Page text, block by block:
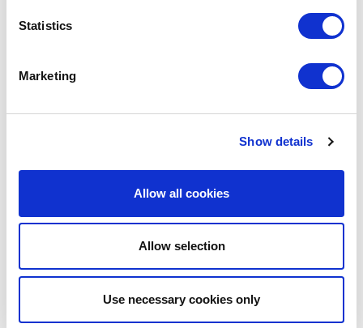
Statistics
Marketing
Show details
Allow all cookies
Allow selection
Use necessary cookies only
RAY-2030-309
RAY-2030-310
pour chiens beige Ø21cm
33,45 € Détails
nourriture et eau pour chiens bleue
Gamelle Cash Colour Dip Fish pour
eau pour chiens verte Ø18cm
19,95 €